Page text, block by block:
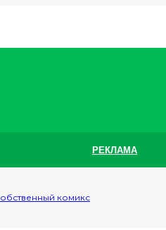
РЕКЛАМА
комикс